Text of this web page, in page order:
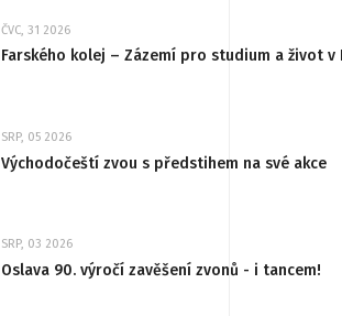
ČVC, 31 2026
Farského kolej – Zázemí pro studium a život v
SRP, 05 2026
Východočeští zvou s předstihem na své akce
SRP, 03 2026
Oslava 90. výročí zavěšení zvonů - i tancem!